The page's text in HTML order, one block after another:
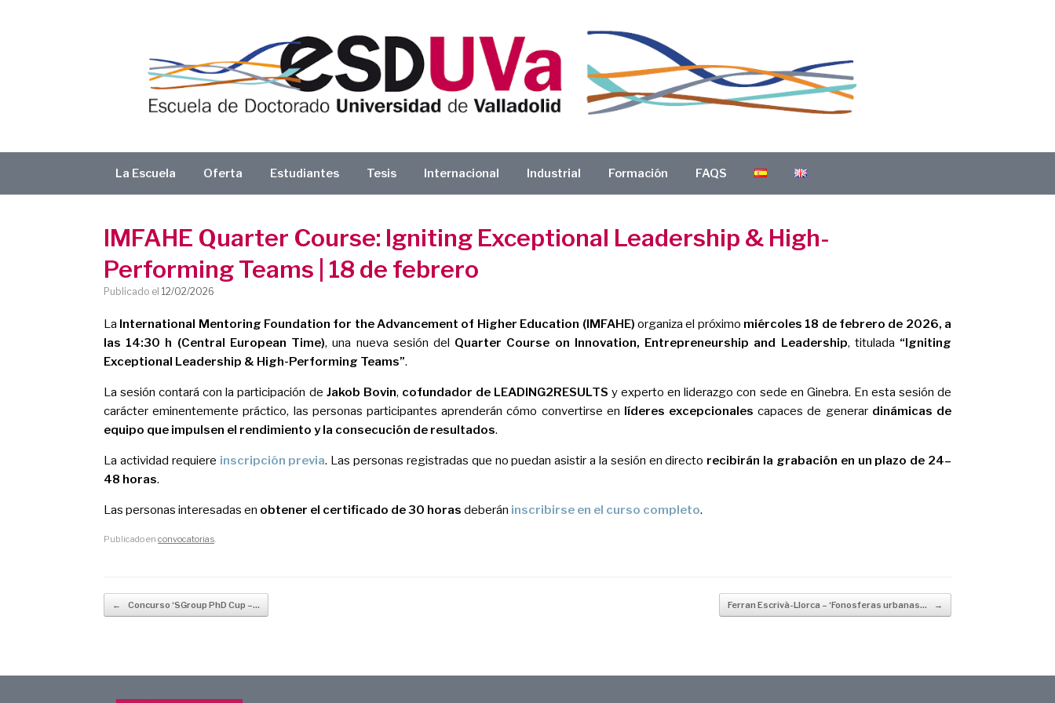
La Escuela Oferta Estudiantes Tesis Internacional Industrial Formación FAQS
IMFAHE Quarter Course: Igniting Exceptional Leadership & High-
Performing Teams | 18 de febrero
Publicado el 12/02/2026
La International Mentoring Foundation for the Advancement of Higher Education (IMFAHE) organiza el próximo miércoles 18 de febrero de 2026, a
las 14:30 h (Central European Time), una nueva sesión del Quarter Course on Innovation, Entrepreneurship and Leadership, titulada “Igniting
Exceptional Leadership & High-Performing Teams”.
La sesión contará con la participación de Jakob Bovin, cofundador de LEADING2RESULTS y experto en liderazgo con sede en Ginebra. En esta sesión de
carácter eminentemente práctico, las personas participantes aprenderán cómo convertirse en líderes excepcionales capaces de generar dinámicas de
equipo que impulsen el rendimiento y la consecución de resultados.
La actividad requiere inscripción previa. Las personas registradas que no puedan asistir a la sesión en directo recibirán la grabación en un plazo de 24–
48 horas.
Las personas interesadas en obtener el certificado de 30 horas deberán inscribirse en el curso completo.
Publicado en convocatorias.
Navegador de artículos
← Concurso ‘SGroup PhD Cup –… Ferran Escrivà-Llorca – ‘Fonosferas urbanas… →